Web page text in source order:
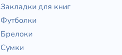
Закладки для книг
Футболки
Брелоки
Сумки